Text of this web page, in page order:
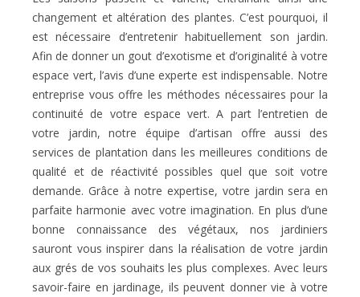
changement et altération des plantes. C’est pourquoi, il
est nécessaire d’entretenir habituellement son jardin.
Afin de donner un gout d’exotisme et d’originalité à votre
espace vert, l’avis d’une experte est indispensable. Notre
entreprise vous offre les méthodes nécessaires pour la
continuité de votre espace vert. A part l’entretien de
votre jardin, notre équipe d’artisan offre aussi des
services de plantation dans les meilleures conditions de
qualité et de réactivité possibles quel que soit votre
demande. Grâce à notre expertise, votre jardin sera en
parfaite harmonie avec votre imagination. En plus d’une
bonne connaissance des végétaux, nos jardiniers
sauront vous inspirer dans la réalisation de votre jardin
aux grés de vos souhaits les plus complexes. Avec leurs
savoir-faire en jardinage, ils peuvent donner vie à votre